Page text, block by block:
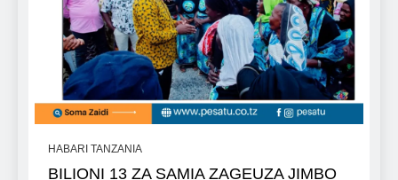
HABARI TANZANIA
BILIONI 13 ZA SAMIA ZAGEUZA JIMBO